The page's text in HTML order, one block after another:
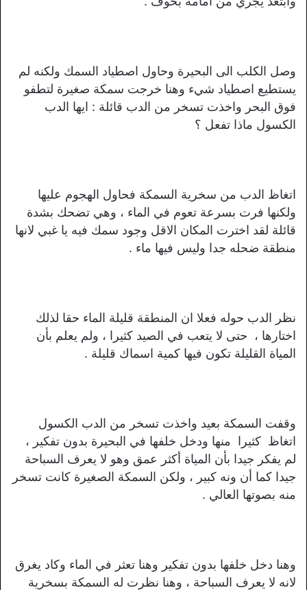
وصل الكلب الى البحيرة وحاول اصطياد السمك ولكنه لم
يستطيع اصطياد شيء وهنا خرجت سمكة صغيرة لتطفو
فوق البحر واخذت تسخر من الدب قائلة : ايها الدب
الكسول ماذا تفعل ؟
اتغاظ الدب من سخرية السمكة فحاول الهجوم عليها
ولكنها فرت بسرعة تعوم في الماء ، وهي تضحك بشدة
قائلة لقد اخترت المكان الاقل وجود سمك فيه يا غبي لانها
منطقة ضحله جدا وليس فيها ماء .
نظر الدب حوله فعلا ان المنطقة قليلة الماء حقا لذلك
اختارها ، حتى لا يتعب في الصيد كثيرا ، ولم يعلم بأن
المياة القليلة تكون فيها كمية اسماك قليلة .
وقفت السمكة بعيد واخذت تسخر من الدب الكسول
اتغاظ كثيرا منها ودخل خلفها في البحيرة بدون تفكير ،
لم يفكر جيدا بأن المياة أكثر عمق وهو لا يعرف السباحة
جيدا كما أن ونه كبير ، ولكن السمكة الصغيرة كانت تسخر
منه بصوتها العالي .
وهنا دخل خلفها بدون تفكير وهنا تعثر في الماء وكاد يغرق
لانه لا يعرف السباحة ، وهنا نظرت له السمكة بسخرية